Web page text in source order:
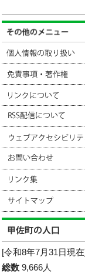
[令和8年7月31日現
総数 9,666人